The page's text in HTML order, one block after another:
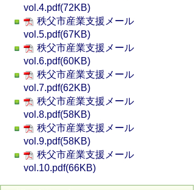
vol.4.pdf(72KB)
秩父市産業支援メール
vol.5.pdf(67KB)
秩父市産業支援メール
vol.6.pdf(60KB)
秩父市産業支援メール
vol.7.pdf(62KB)
秩父市産業支援メール
vol.8.pdf(58KB)
秩父市産業支援メール
vol.9.pdf(58KB)
秩父市産業支援メール
vol.10.pdf(66KB)